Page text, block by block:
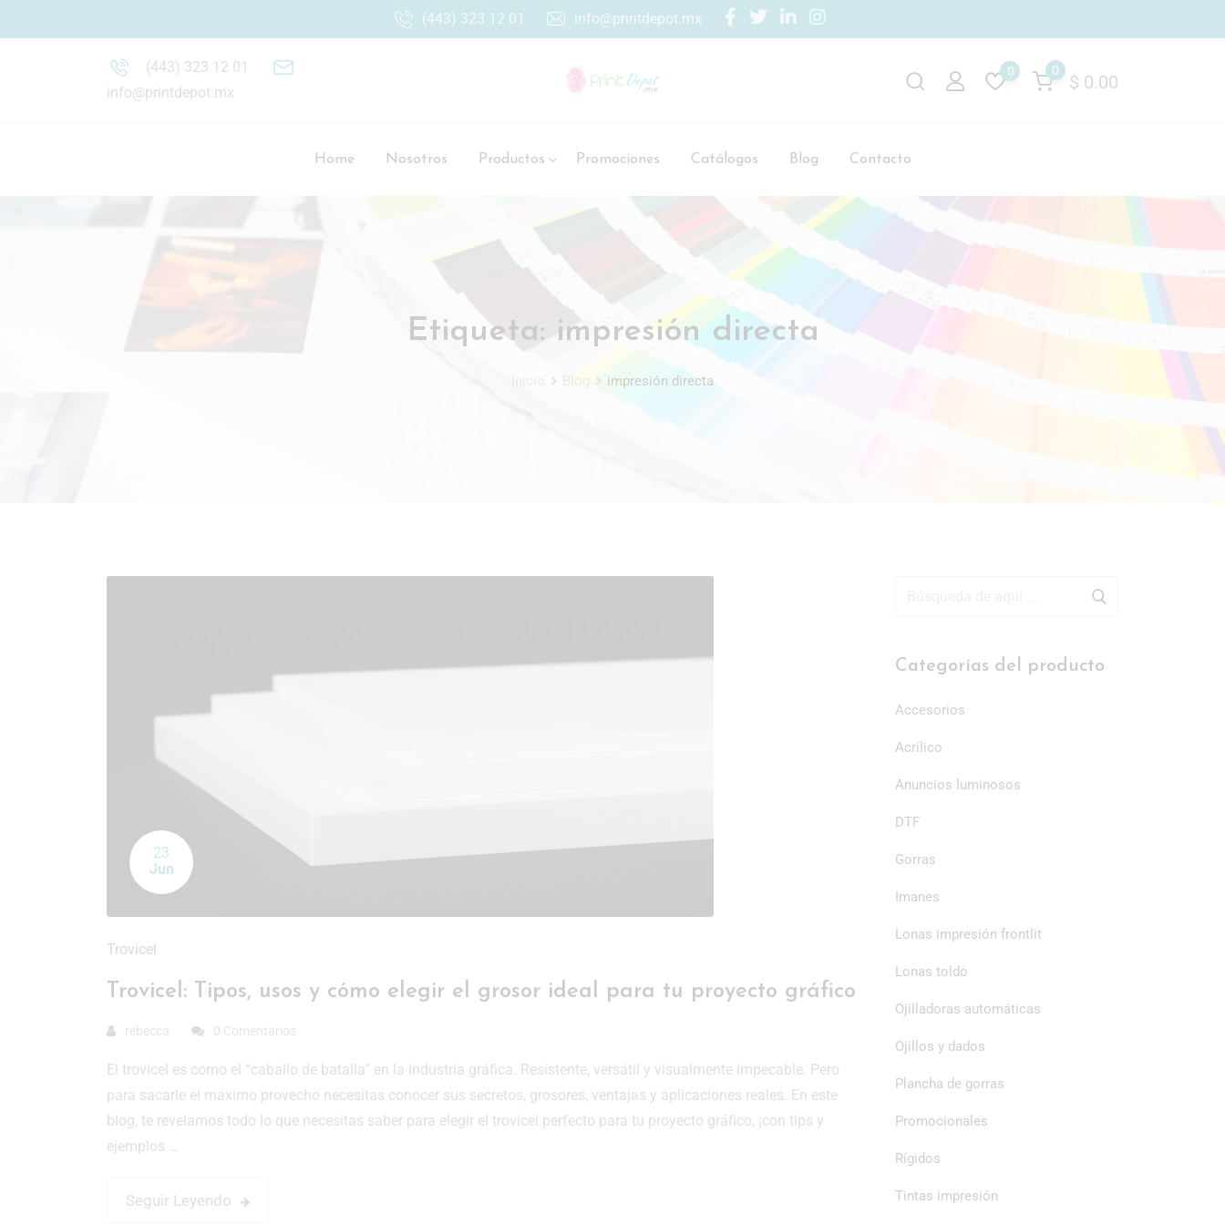
(443) 323 12 01 info@printdepot.mx
(443) 323 12 01
info@printdepot.mx
$ 0.00
0
0
Home Nosotros Productos Promociones Catálogos Blog Contacto
Etiqueta: impresión directa
impresión directa
23
Jun
Trovicel
Trovicel: Tipos, usos y cómo elegir el grosor ideal para tu proyecto gráfico
rebecca 0 Comentarios
El trovicel es como el “caballo de batalla” en la industria gráfica. Resistente, versátil y visualmente impecable. Pero
para sacarle el máximo provecho necesitas conocer sus secretos, grosores, ventajas y aplicaciones reales. En este
blog, te revelamos todo lo que necesitas saber para elegir el trovicel perfecto para tu proyecto gráfico, ¡con tips y
ejemplos …
Seguir Leyendo
Categorías del producto
Accesorios
Acrílico
Anuncios luminosos
DTF
Gorras
Imanes
Lonas impresión frontlit
Lonas toldo
Ojilladoras automáticas
Ojillos y dados
Plancha de gorras
Promocionales
Rígidos
Tintas impresión